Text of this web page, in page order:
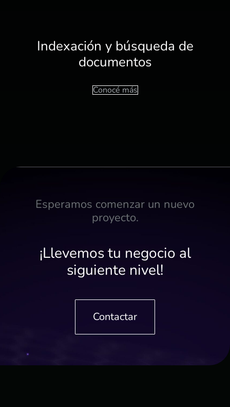
Indexación y búsqueda de
documentos
Conocé más
Esperamos comenzar un nuevo
proyecto.
¡Llevemos tu negocio al
siguiente nivel!
Contactar